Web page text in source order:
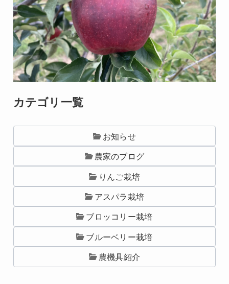
カテゴリ一覧
お知らせ
農家のブログ
りんご栽培
アスパラ栽培
ブロッコリー栽培
ブルーベリー栽培
農機具紹介